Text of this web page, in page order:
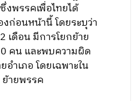
พรรคเพื่อไทยได้
ก่อนหน้านี้ โดยระบุว่า
เดือน มีการโยกย้าย
คน และพบความผิด
ำเภอ โดยเฉพาะใน
ายพรรค